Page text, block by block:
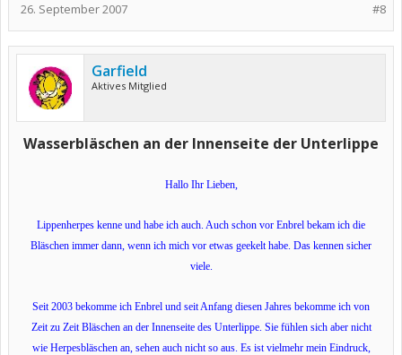
#8
26. September 2007
Garfield
Aktives Mitglied
Wasserbläschen an der Innenseite der Unterlippe
Hallo Ihr Lieben,
Lippenherpes kenne und habe ich auch. Auch schon vor Enbrel bekam ich die
Bläschen immer dann, wenn ich mich vor etwas geekelt habe. Das kennen sicher
viele.
Seit 2003 bekomme ich Enbrel und seit Anfang diesen Jahres bekomme ich von
Zeit zu Zeit Bläschen an der Innenseite des Unterlippe. Sie fühlen sich aber nicht
wie Herpesbläschen an, sehen auch nicht so aus. Es ist vielmehr mein Eindruck,